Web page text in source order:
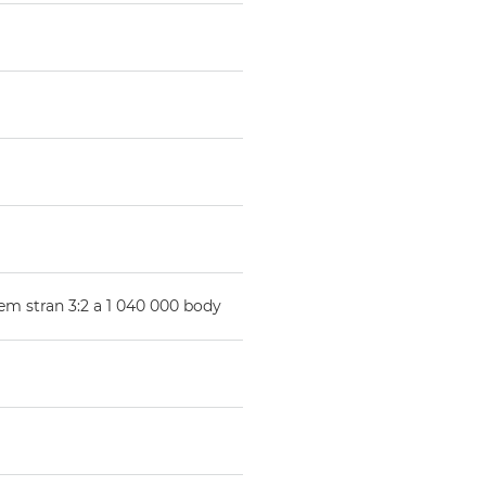
stran 3:2 a 1 040 000 body